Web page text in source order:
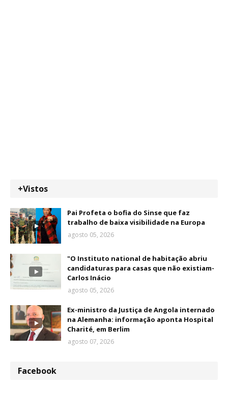
+Vistos
Pai Profeta o bofia do Sinse que faz
trabalho de baixa visibilidade na Europa
agosto 05, 2026
"O Instituto national de habitação abriu
candidaturas para casas que não existiam-
Carlos Inácio
agosto 05, 2026
Ex-ministro da Justiça de Angola internado
na Alemanha: informação aponta Hospital
Charité, em Berlim
agosto 07, 2026
Facebook